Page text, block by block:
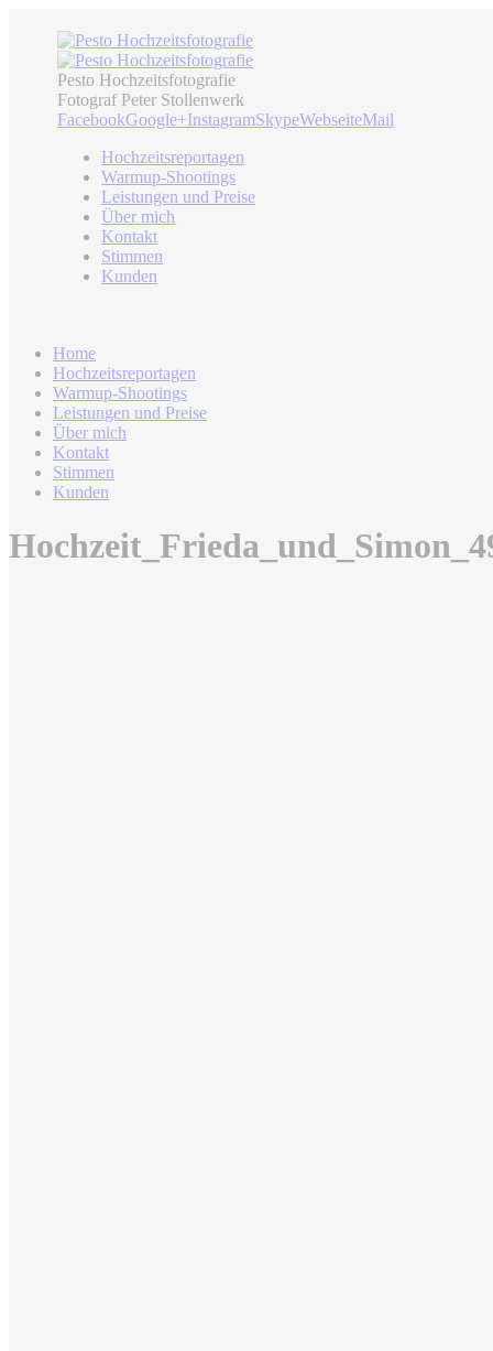
Pesto Hochzeitsfotografie
Fotograf Peter Stollenwerk
FacebookGoogle+InstagramSkypeWebseiteMail
Hochzeitsreportagen
Warmup-Shootings
Leistungen und Preise
Über mich
Kontakt
Stimmen
Kunden
Home
Hochzeitsreportagen
Warmup-Shootings
Leistungen und Preise
Über mich
Kontakt
Stimmen
Kunden